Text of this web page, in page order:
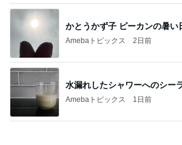
かとうかず子 ピーカンの暑い
Amebaトピックス 2日前
水漏れしたシャワーへのシー
Amebaトピックス 1日前